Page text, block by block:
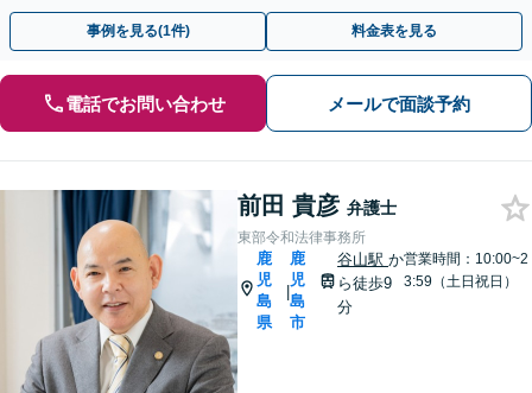
ーズに解決。【夜間・休日相談可能】
事例を見る(1件) 料金表を見る
電話でお問い合わせ メールで面談予約
前田 貴彦 弁護士
東部令和法律事務所
鹿
児
島
県
|
鹿
児
島
市
谷山駅か
ら徒歩9
分
営業時間：10:00~2
3:59（土日祝日）